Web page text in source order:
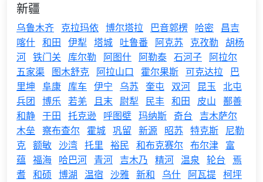
新疆
乌鲁木齐 克拉玛依 博尔塔拉 巴音郭楞 哈密
昌吉
喀什 和田 伊犁 塔城 吐鲁番 阿克苏 克孜勒 胡杨
河 铁门关 库尔勒 阿图什 阿勒泰 石河子 阿拉尔
五家渠 图木舒克 阿拉山口 霍尔果斯 可克达拉
巴
里坤 阜康 库车 伊宁 乌苏 奎屯 双河 昆玉 北屯
兵团 博乐 若羌 且末 尉犁 民丰 和田 皮山 鄯善
和静 于田 托克逊 呼图壁 玛纳斯 奇台
吉木萨尔
木垒 察布查尔 霍城 巩留 新源 昭苏 特克斯 尼勒
克 额敏 沙湾 托里 裕民 和布克赛尔 布尔津 富
蕴 福海 哈巴河 青河 吉木乃 精河 温泉 轮台
焉
耆 和硕 博湖 温宿 沙雅 新和 乌什 阿瓦提 柯坪